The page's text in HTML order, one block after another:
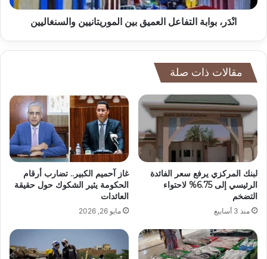
انْدَر، بوابة التفاعل العميق بين الموريتانيين والسنغاليين
مقالات ذات صلة
لبنك المركزي يرفع سعر الفائدة
الرئيسي إلى 6.75% لاحتواء
التضخم
منذ 3 أسابيع
غاز آحميم الكبير.. تضارب أرقام
الحكومة يثير الشكوك حول حقيقة
العائدات
مايو 26, 2026